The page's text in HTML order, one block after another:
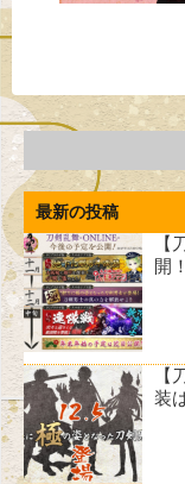
最新の投稿
【
開
【
装